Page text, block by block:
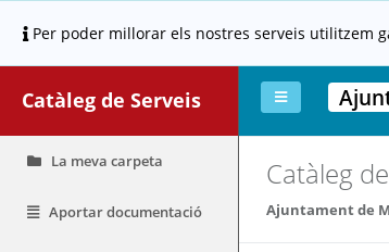
Per poder millorar els nostres serveis utilitzem
Catàleg de Serveis
La meva carpeta
Aportar documentació
Catàleg
Ajuntament de